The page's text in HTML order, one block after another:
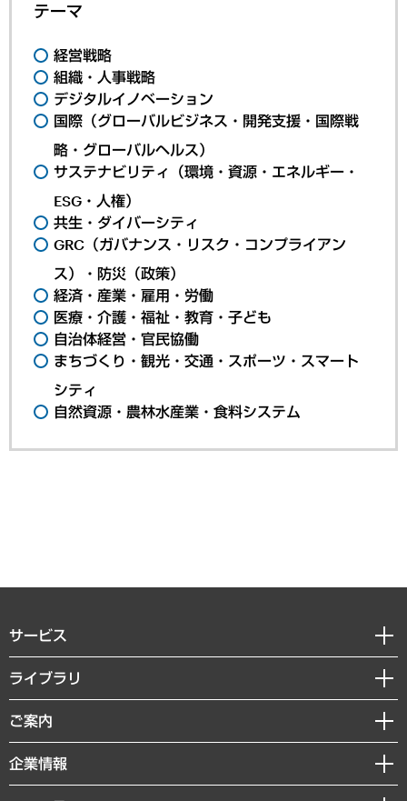
テーマ
経営戦略
組織・人事戦略
デジタルイノベーション
国際（グローバルビジネス・開発支援・国際戦
略・グローバルヘルス）
サステナビリティ（環境・資源・エネルギー・
ESG・人権）
共生・ダイバーシティ
GRC（ガバナンス・リスク・コンプライアン
ス）・防災（政策）
経済・産業・雇用・労働
医療・介護・福祉・教育・子ども
自治体経営・官民協働
まちづくり・観光・交通・スポーツ・スマート
シティ
自然資源・農林水産業・食料システム
サービス
経営戦略
組織・人事戦略
デジタルイノベーション
ライブラリ
経済調査
レポート
コラム
ご案内
セミナー・イベント情報
MUFGビジネスセミナー
企業情報